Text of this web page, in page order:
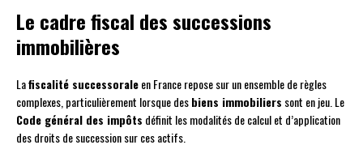
Le cadre fiscal des successions
immobilières
Lafiscalité successoraleen France repose sur un ensemble de règles
complexes, particulièrement lorsque desbiens immobiliers sont en jeu. Le
Code général des impôts définit les modalités de calcul et d’application
des droits de succession sur ces actifs.